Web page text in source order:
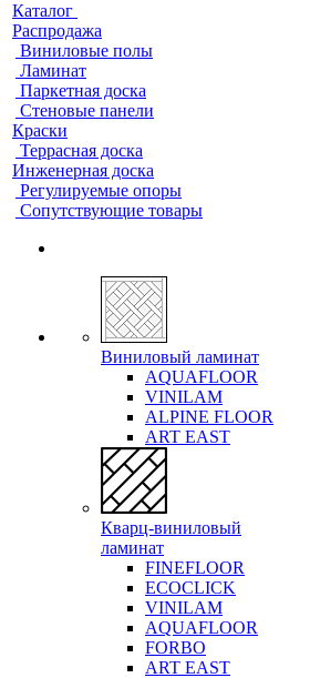
Каталог
Распродажа
Виниловые полы
Ламинат
Паркетная доска
Стеновые панели
Краски
Террасная доска
Инженерная доска
Регулируемые опоры
Сопутствующие товары
Виниловый ламинат
AQUAFLOOR
VINILAM
ALPINE FLOOR
ART EAST
Кварц-виниловый
ламинат
FINEFLOOR
ECOCLICK
VINILAM
AQUAFLOOR
FORBO
ART EAST